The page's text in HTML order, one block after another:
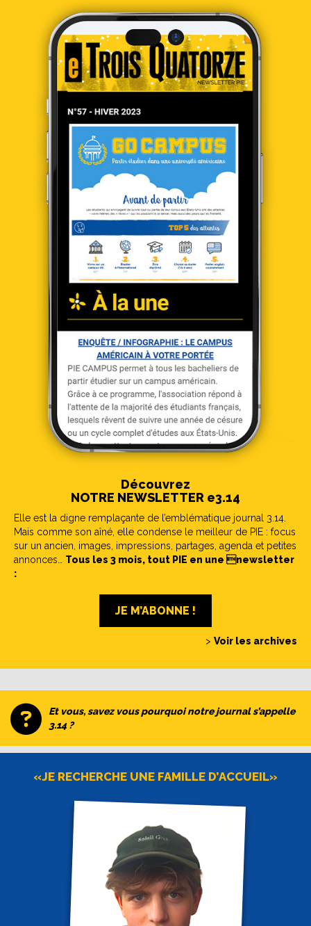
Découvrez
NOTRE NEWSLETTER e3.14
Elle est la digne remplaçante de l’emblématique journal 3.14.
Mais comme son aîné, elle condense le meilleur de PIE : focus
sur un ancien, images, impressions, partages, agenda et petites
annonces… Tous les 3 mois, tout PIE en une newsletter
:
JE M’ABONNE !
> Voir les archives
Et vous, savez vous pourquoi notre journal s’appelle
3.14 ?
«JE RECHERCHE UNE FAMILLE D’ACCUEIL»